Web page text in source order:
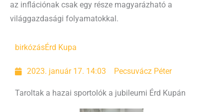
az inflációnak csak egy része magyarázható a
világgazdasági folyamatokkal.
birkózásÉrd Kupa
2023. január 17. 14:03 Pecsuvácz Péter
Taroltak a hazai sportolók a jubileumi Érd Kupán